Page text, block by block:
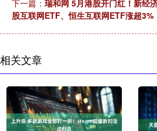
下一篇： 瑞和网 5月港股开门红！新经
股互联网ETF、恒生互联网ETF涨超3%
相关文章